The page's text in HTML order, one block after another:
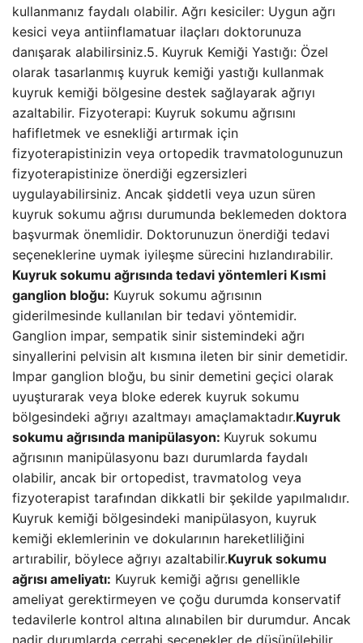
kullanmanız faydalı olabilir. Ağrı kesiciler: Uygun ağrı
kesici veya antiinflamatuar ilaçları doktorunuza
danışarak alabilirsiniz.5. Kuyruk Kemiği Yastığı: Özel
olarak tasarlanmış kuyruk kemiği yastığı kullanmak
kuyruk kemiği bölgesine destek sağlayarak ağrıyı
azaltabilir. Fizyoterapi: Kuyruk sokumu ağrısını
hafifletmek ve esnekliği artırmak için
fizyoterapistinizin veya ortopedik travmatologunuzun
fizyoterapistinize önerdiği egzersizleri
uygulayabilirsiniz. Ancak şiddetli veya uzun süren
kuyruk sokumu ağrısı durumunda beklemeden doktora
başvurmak önemlidir. Doktorunuzun önerdiği tedavi
seçeneklerine uymak iyileşme sürecini hızlandırabilir.
Kuyruk sokumu ağrısında tedavi yöntemleri Kısmi
ganglion bloğu: Kuyruk sokumu ağrısının
giderilmesinde kullanılan bir tedavi yöntemidir.
Ganglion impar, sempatik sinir sistemindeki ağrı
sinyallerini pelvisin alt kısmına ileten bir sinir demetidir.
Impar ganglion bloğu, bu sinir demetini geçici olarak
uyuşturarak veya bloke ederek kuyruk sokumu
bölgesindeki ağrıyı azaltmayı amaçlamaktadır.Kuyruk
sokumu ağrısında manipülasyon: Kuyruk sokumu
ağrısının manipülasyonu bazı durumlarda faydalı
olabilir, ancak bir ortopedist, travmatolog veya
fizyoterapist tarafından dikkatli bir şekilde yapılmalıdır.
Kuyruk kemiği bölgesindeki manipülasyon, kuyruk
kemiği eklemlerinin ve dokularının hareketliliğini
artırabilir, böylece ağrıyı azaltabilir.Kuyruk sokumu
ağrısı ameliyatı: Kuyruk kemiği ağrısı genellikle
ameliyat gerektirmeyen ve çoğu durumda konservatif
tedavilerle kontrol altına alınabilen bir durumdur. Ancak
nadir durumlarda cerrahi seçenekler de düşünülebilir.